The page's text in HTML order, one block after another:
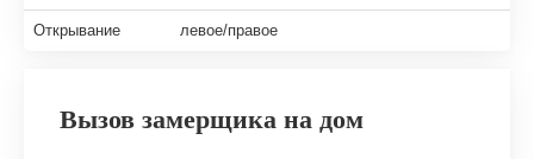
Открывание левое/правое
Вызов замерщика на дом